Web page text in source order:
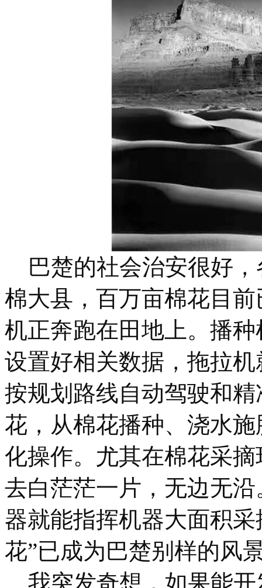
巴楚的社会治安很好，
棉大县，百万亩棉花目
机正奔跑在田地上。播
设置好相关数据，拖拉
按规划路线自动驾驶和
花，从棉花播种、浇水
化操作。尤其在棉花采
去白茫茫一片，无边无
器就能指挥机器大面积
花”已成为巴楚别样的风
我突发奇想，如果能开